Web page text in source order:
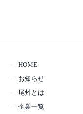
HOME
お知らせ
尾州とは
企業一覧